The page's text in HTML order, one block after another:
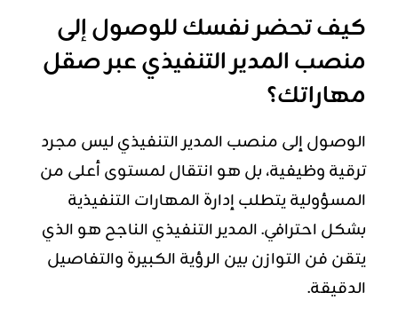
كيف تحضر نفسك للوصول إلى
منصب المدير التنفيذي عبر صقل
مهاراتك؟
الوصول إلى منصب المدير التنفيذي ليس مجرد
ترقية وظيفية، بل هو انتقال لمستوى أعلى من
المسؤولية يتطلب إدارة المهارات التنفيذية
بشكل احترافي. المدير التنفيذي الناجح هو الذي
يتقن فن التوازن بين الرؤية الكبيرة والتفاصيل
الدقيقة.